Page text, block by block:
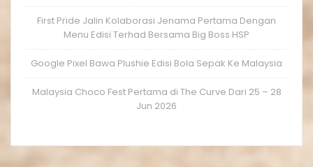
First Pride Jalin Kolaborasi Jenama Pertama Dengan
Menu Edisi Terhad Bersama Big Boss HSP
Google Pixel Bawa Plushie Edisi Bola Sepak Ke Malaysia
Malaysia Choco Fest Pertama di The Curve Dari 25 – 28
Jun 2026